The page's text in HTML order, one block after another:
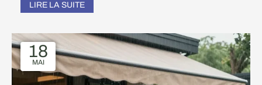
LIRE LA SUITE
18
MAI